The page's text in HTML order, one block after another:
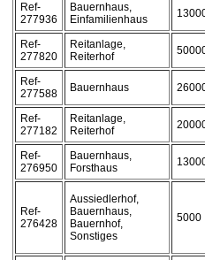
Ref-
277936
Bauernhaus,
Einfamilienhaus
Ref-
277820
Reitanlage,
Reiterhof
Ref-
277588
Bauernhaus
Ref-
277182
Reitanlage,
Reiterhof
Ref-
276950
Bauernhaus,
Forsthaus
Ref-
276428
Aussiedlerhof,
Bauernhaus,
Bauernhof,
Sonstiges
5000